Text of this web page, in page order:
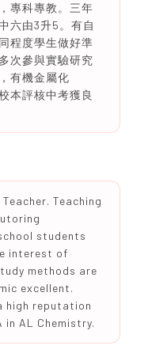
專科專教。三年
六由3升5。有自
程度學生做好準
次參與實驗研究
有機金屬化
本評核中考獲良
Teaching
students
interest of
methods are
excellent.
high reputation
in AL Chemistry.